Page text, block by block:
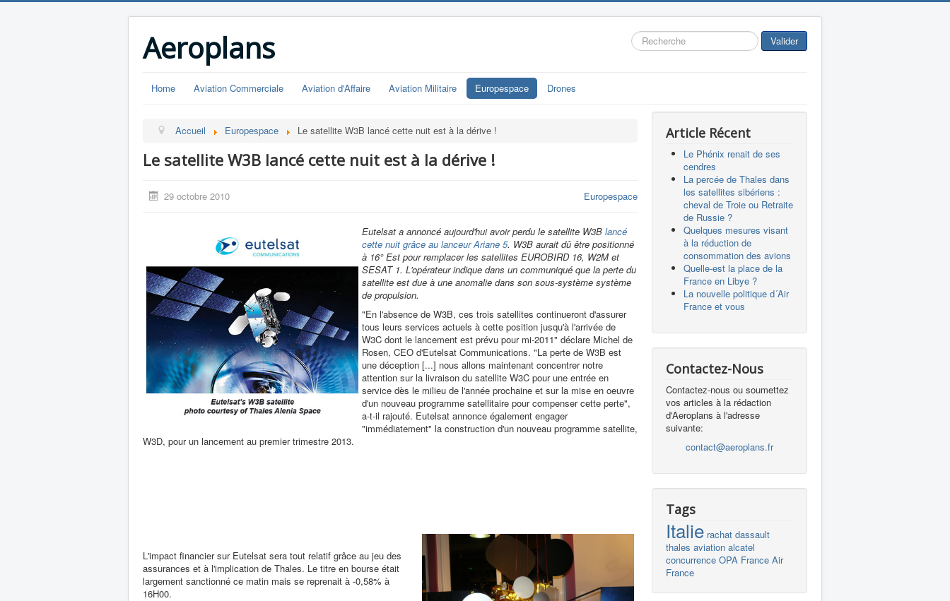
Aeroplans Rechercher Valider
Home Aviation Commerciale Aviation d'Affaire Aviation Militaire Europespace Drones
Accueil Europespace Le satellite W3B lancé cette nuit est à la dérive !
Le satellite W3B lancé cette nuit est à la dérive !
29 octobre 2010 Europespace
Eutelsat a annoncé aujourd'hui avoir perdu le satellite W3B lancé
cette nuit grâce au lanceur Ariane 5. W3B aurait dû être positionné
à 16° Est pour remplacer les satellites EUROBIRD 16, W2M et
SESAT 1. L'opérateur indique dans un communiqué que la perte du
satellite est due à une anomalie dans son sous-système système
de propulsion.
"En l'absence de W3B, ces trois satellites continueront d'assurer
tous leurs services actuels à cette position jusqu'à l'arrivée de
W3C dont le lancement est prévu pour mi-2011" déclare Michel de
Rosen, CEO d'Eutelsat Communications. "La perte de W3B est
une déception [...] nous allons maintenant concentrer notre
attention sur la livraison du satellite W3C pour une entrée en
service dès le milieu de l'année prochaine et sur la mise en oeuvre
d'un nouveau programme satellitaire pour compenser cette perte",
a-t-il rajouté. Eutelsat annonce également engager
"immédiatement" la construction d'un nouveau programme satellite,
W3D, pour un lancement au premier trimestre 2013.
L'impact financier sur Eutelsat sera tout relatif grâce au jeu des
assurances et à l'implication de Thales. Le titre en bourse était
largement sanctionné ce matin mais se reprenait à -0,58% à
16H00.
Article Récent
Le Phénix renait de ses
cendres
La percée de Thales dans
les satellites sibériens :
cheval de Troie ou Retraite
de Russie ?
Quelques mesures visant
à la réduction de
consommation des avions
Quelle-est la place de la
France en Libye ?
La nouvelle politique d´Air
France et vous
Contactez-Nous
Contactez-nous ou soumettez
vos articles à la rédaction
d'Aeroplans à l'adresse
suivante:
contact@aeroplans.fr
Tags
Italie rachat dassault
thales aviation alcatel
concurrence OPA France Air
France